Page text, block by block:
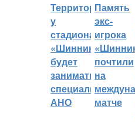
Территорией
у
стадиона
«Шинник»
будет
заниматься
специальное
АНО
Память
экс-
игрока
почтили
на
матче